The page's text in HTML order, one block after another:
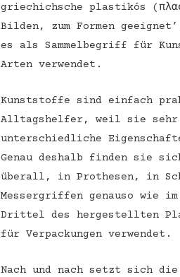
griechichsche plastikós
Bilden, zum Formen
es als Sammelbegriff für
Arten verwendet.
Kunststoffe sind einfach
Alltagshelfer, weil sie sehr
unterschiedliche
Genau deshalb finden sie
überall, in Prothesen, in
Messergriffen genauso wie
Drittel des hergestellten
für Verpackungen verwendet.
Nach und nach setzt sich